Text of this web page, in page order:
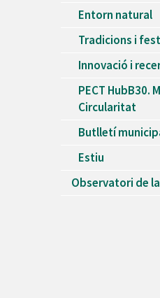
Entorn natural
Tradicions i
Innovació i
PECT HubB30.
Circularitat
Butlletí
Estiu
Observatori de